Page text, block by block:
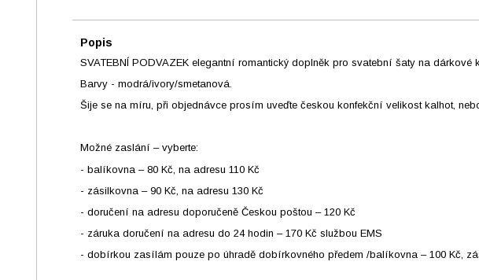
Popis
SVATEBNÍ PODVAZEK elegantní romantický doplněk pro svatební šaty na dárkové
Barvy - modrá/ivory/smetanová.
Šije se na míru, při objednávce prosím uveďte českou konfekční velikost kalhot,
Možné zaslání – vyberte:
- balíkovna – 80 Kč, na adresu 110 Kč
- zásilkovna – 90 Kč, na adresu 130 Kč
- doručení na adresu doporučeně Českou poštou – 120 Kč
- záruka doručení na adresu do 24 hodin – 170 Kč službou EMS
- dobírkou zasílám pouze po úhradě dobírkovného předem /balíkovna – 100 Kč,